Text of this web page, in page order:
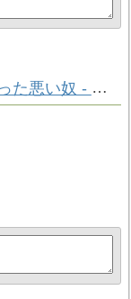
水戸黄門 第9部 第4話 「芝居になった悪い奴 - 福島」 ストーリー